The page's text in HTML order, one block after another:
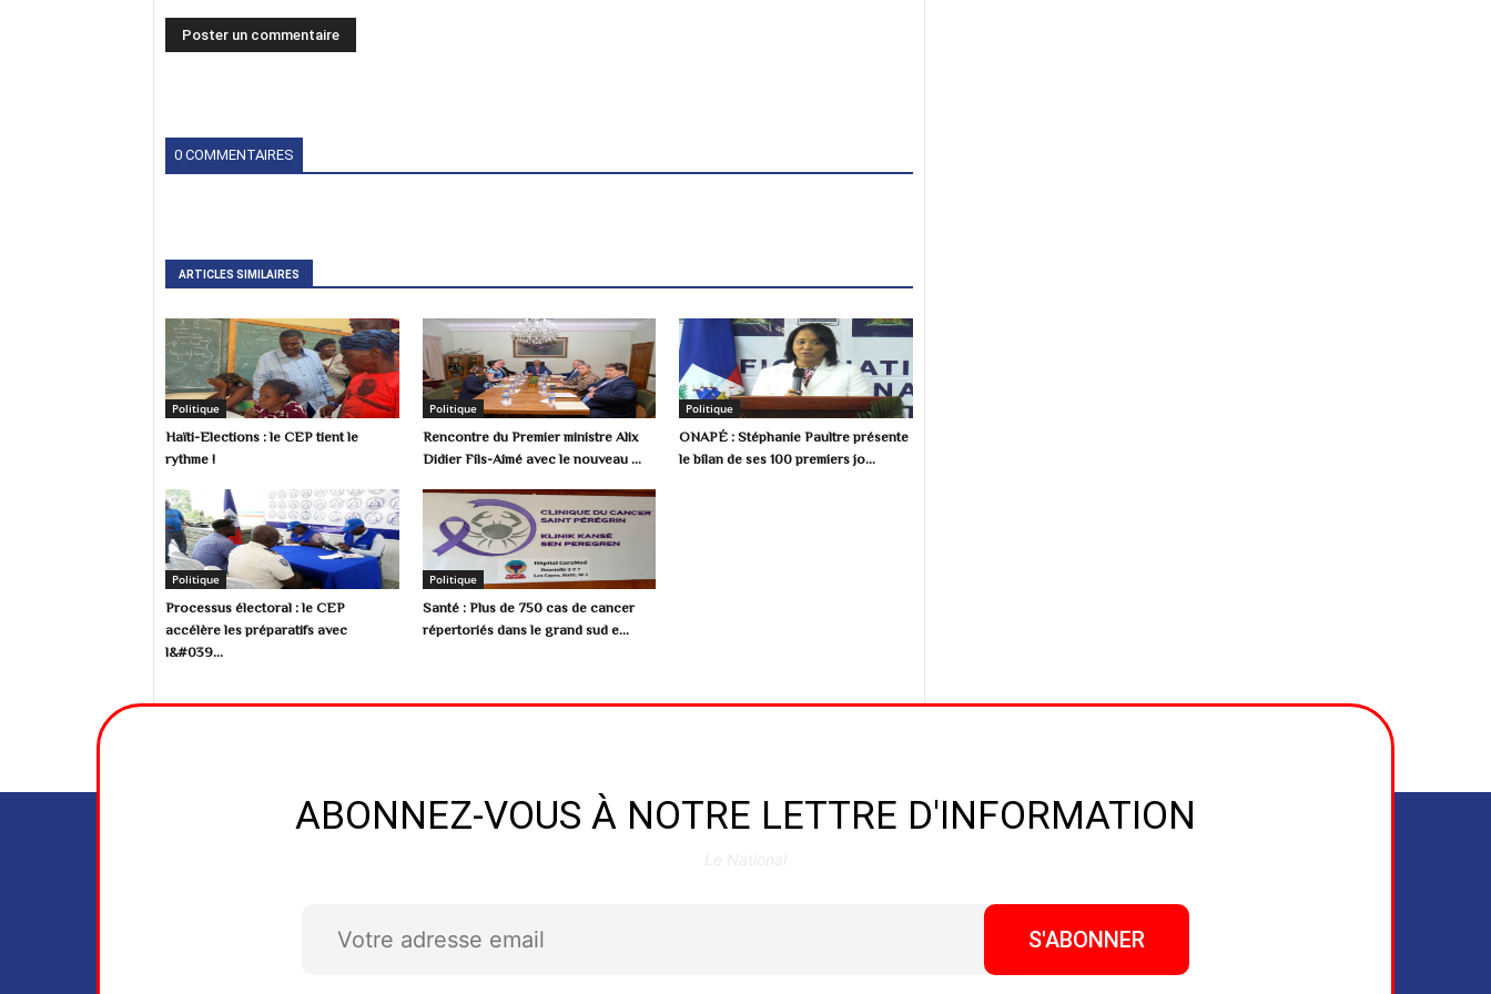
0 COMMENTAIRES
ARTICLES SIMILAIRES
Politique
Haïti-Elections : le CEP tient le
rythme !
Politique
Rencontre du Premier ministre Alix
Didier Fils-Aimé avec le nouveau ...
Politique
ONAPÉ : Stéphanie Paultre présente
le bilan de ses 100 premiers jo...
Politique
Processus électoral : le CEP
accélère les préparatifs avec
l&#039...
Politique
Santé : Plus de 750 cas de cancer
répertoriés dans le grand sud e...
ABONNEZ-VOUS À NOTRE LETTRE D'INFORMATION